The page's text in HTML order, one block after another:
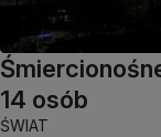
14 osób
ŚWIAT